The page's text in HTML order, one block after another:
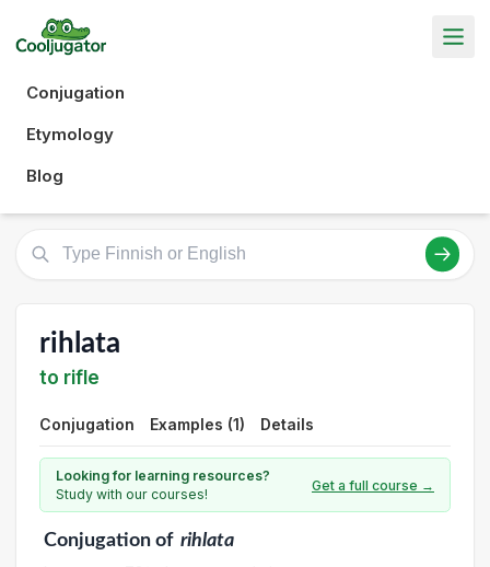
Conjugation
Etymology
Blog
rihlata
to rifle
Conjugation Examples (1) Details
Looking for learning resources?
Study with our courses!
Get a full course →
Conjugationof rihlata